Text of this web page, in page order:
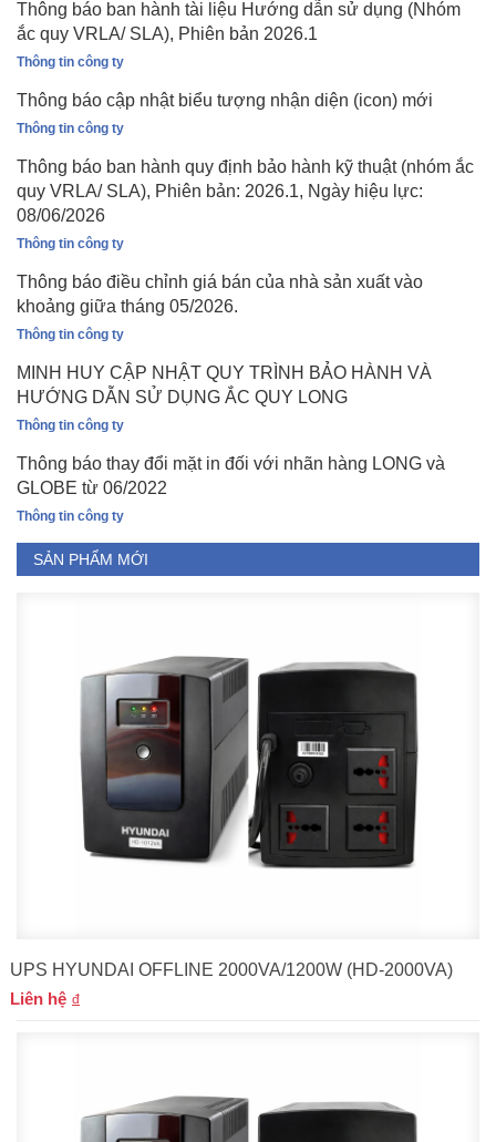
Thông báo ban hành tài liệu Hướng dẫn sử dụng (Nhóm
ắc quy VRLA/ SLA), Phiên bản 2026.1
Thông tin công ty
Thông báo cập nhật biểu tượng nhận diện (icon) mới
Thông tin công ty
Thông báo ban hành quy định bảo hành kỹ thuật (nhóm ắc
quy VRLA/ SLA), Phiên bản: 2026.1, Ngày hiệu lực:
08/06/2026
Thông tin công ty
Thông báo điều chỉnh giá bán của nhà sản xuất vào
khoảng giữa tháng 05/2026.
Thông tin công ty
MINH HUY CẬP NHẬT QUY TRÌNH BẢO HÀNH VÀ
HƯỚNG DẪN SỬ DỤNG ẮC QUY LONG
Thông tin công ty
Thông báo thay đổi mặt in đối với nhãn hàng LONG và
GLOBE từ 06/2022
Thông tin công ty
SẢN PHẨM MỚI
UPS HYUNDAI OFFLINE 2000VA/1200W (HD-2000VA)
Liên hệ